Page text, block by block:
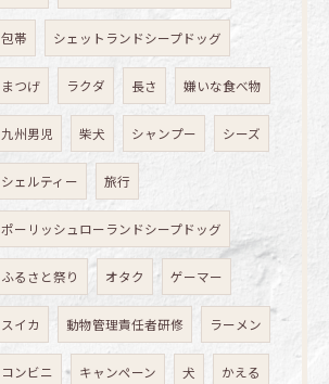
包帯 シェットランドシープドッグ
まつげ ラクダ 長さ 嫌いな食べ物
九州男児 柴犬 シャンプー シーズ
シェルティー 旅行
ポーリッシュローランドシープドッグ
ふるさと祭り オタク ゲーマー
スイカ 動物管理責任者研修 ラーメン
コンビニ キャンペーン 犬 かえる